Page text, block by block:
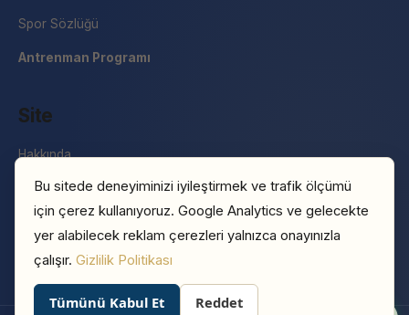
Spor Sözlüğü
Antrenman Programı
Site
Hakkında
İletişim
Basın
Gizlilik Politikası
Bu sitede deneyiminizi iyileştirmek ve trafik ölçümü
için çerez kullanıyoruz. Google Analytics ve gelecekte
yer alabilecek reklam çerezleri yalnızca onayınızla
çalışır. Gizlilik Politikası
Tümünü Kabul Et Reddet